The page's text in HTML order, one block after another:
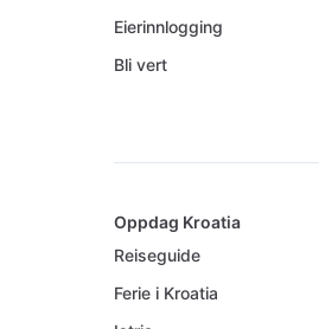
Eierinnlogging
Bli vert
Oppdag Kroatia
Reiseguide
Ferie i Kroatia